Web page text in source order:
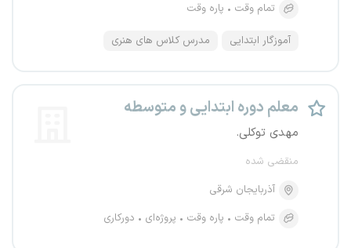
تمام وقت
پاره وقت
آموزگار ابتدایی مدرس کلاس های هنری
معلم دوره ابتدایی و متوسطه
مهدی توکلی.
منقضی شده
آذربایجان شرقی
تمام وقت
پاره وقت پروژه‌ای دورکاری